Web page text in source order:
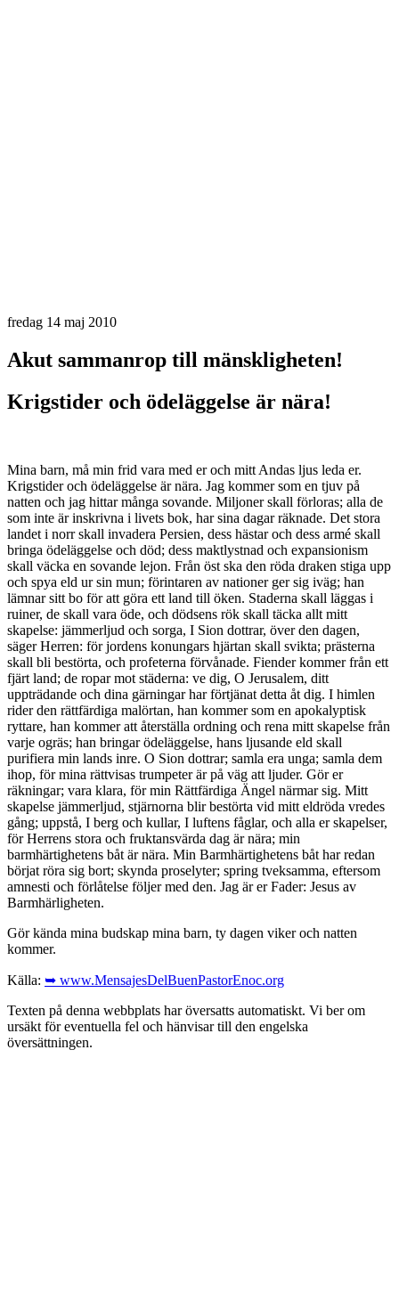
fredag 14 maj 2010
Akut sammanrop till mänskligheten!
Krigstider och ödeläggelse är nära!
Mina barn, må min frid vara med er och mitt Andas ljus leda er.
Krigstider och ödeläggelse är nära. Jag kommer som en tjuv på
natten och jag hittar många sovande. Miljoner skall förloras; alla de
som inte är inskrivna i livets bok, har sina dagar räknade. Det stora
landet i norr skall invadera Persien, dess hästar och dess armé skall
bringa ödeläggelse och död; dess maktlystnad och expansionism
skall väcka en sovande lejon. Från öst ska den röda draken stiga upp
och spya eld ur sin mun; förintaren av nationer ger sig iväg; han
lämnar sitt bo för att göra ett land till öken. Staderna skall läggas i
ruiner, de skall vara öde, och dödsens rök skall täcka allt mitt
skapelse: jämmerljud och sorga, I Sion dottrar, över den dagen,
säger Herren: för jordens konungars hjärtan skall svikta; prästerna
skall bli bestörta, och profeterna förvånade. Fiender kommer från ett
fjärt land; de ropar mot städerna: ve dig, O Jerusalem, ditt
uppträdande och dina gärningar har förtjänat detta åt dig. I himlen
rider den rättfärdiga malörtan, han kommer som en apokalyptisk
ryttare, han kommer att återställa ordning och rena mitt skapelse från
varje ogräs; han bringar ödeläggelse, hans ljusande eld skall
purifiera min lands inre. O Sion dottrar; samla era unga; samla dem
ihop, för mina rättvisas trumpeter är på väg att ljuder. Gör er
räkningar; vara klara, för min Rättfärdiga Ängel närmar sig. Mitt
skapelse jämmerljud, stjärnorna blir bestörta vid mitt eldröda vredes
gång; uppstå, I berg och kullar, I luftens fåglar, och alla er skapelser,
för Herrens stora och fruktansvärda dag är nära; min
barmhärtighetens båt är nära. Min Barmhärtighetens båt har redan
börjat röra sig bort; skynda proselyter; spring tveksamma, eftersom
amnesti och förlåtelse följer med den. Jag är er Fader: Jesus av
Barmhärligheten.
Gör kända mina budskap mina barn, ty dagen viker och natten
kommer.
Källa: ➥ www.MensajesDelBuenPastorEnoc.org
Texten på denna webbplats har översatts automatiskt. Vi ber om
ursäkt för eventuella fel och hänvisar till den engelska
översättningen.